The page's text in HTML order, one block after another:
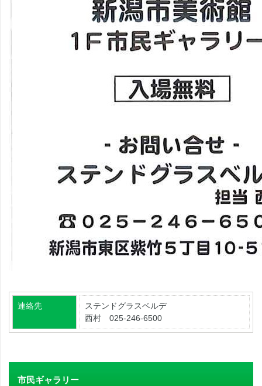
連絡先
ステンドグラスベルデ
西村 025-246-6500
市民ギャラリー